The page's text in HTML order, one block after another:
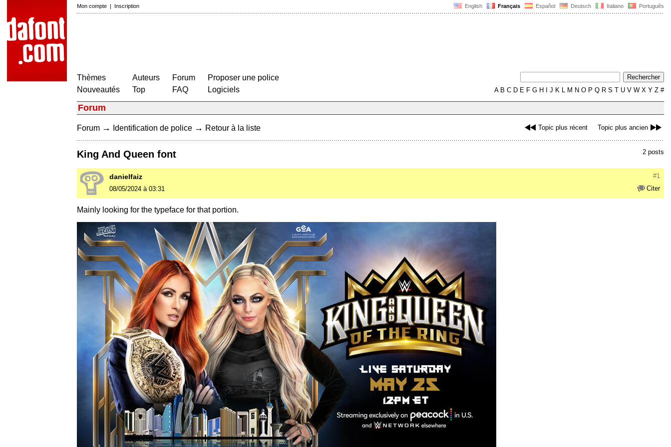
English Français Español Deutsch Italiano Português
Mon compte | Inscription
Thèmes
Nouveautés
Auteurs
Top
Forum
FAQ
Proposer une police
Logiciels
AB C D E F G H J K L M N O P Q R S T U V W X Y Z #
Forum
Topic plus récent Topic plus ancien
Forum → Identification de police → Retour à la liste
2 posts
King And Queen font
#1
danielfaiz
Citer
08/05/2024 à 03:31
Mainly looking for the typeface for that portion.